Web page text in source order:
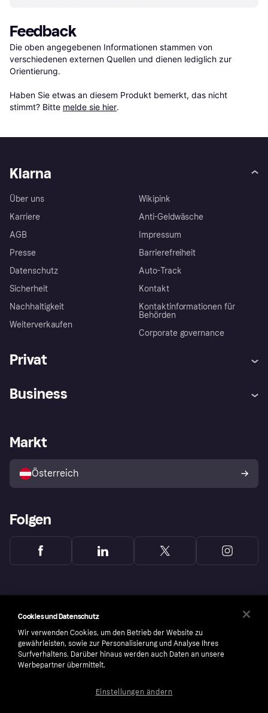
Feedback
Die oben angegebenen Informationen stammen von
verschiedenen externen Quellen und dienen lediglich zur
Orientierung.
Haben Sie etwas an diesem Produkt bemerkt, das nicht
stimmt? Bitte melde sie hier.
Klarna
Über uns
Karriere
AGB
Presse
Datenschutz
Sicherheit
Nachhaltigkeit
Weiterverkaufen
Wikipink
Anti-Geldwäsche
Impressum
Barrierefreiheit
Auto-Track
Kontakt
Kontaktinformationen für
Behörden
Corporate governance
Privat
Shops entdecken
Business
Händlerportal
Markt
Österreich
Folgen
Cookies und Datenschutz
Wir verwenden Cookies, um den Betrieb der Website zu
gewährleisten, sowie zur Personalisierung und Analyse Ihres
Surfverhaltens. Darüber hinaus werden auch Daten an unsere
Werbepartner übermittelt.
Einstellungen ändern